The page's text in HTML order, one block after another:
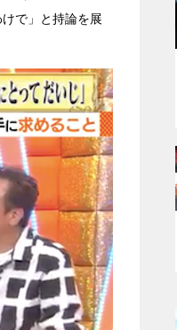
で」と持論を展